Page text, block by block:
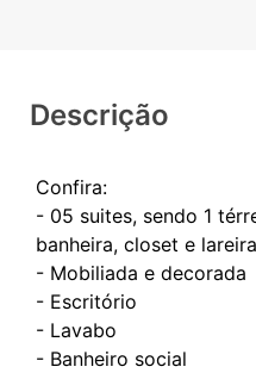
Descrição
Confira:
- 05 suites, sendo 1
banheira, closet e lareira
- Mobiliada e decorada
- Escritório
- Lavabo
- Banheiro social